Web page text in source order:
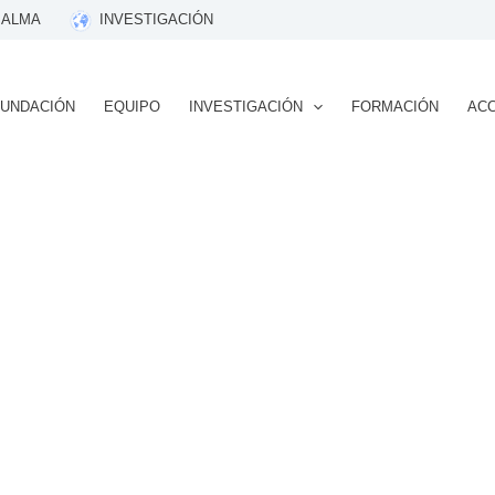
INVESTIGACIÓN
EQUIPO INVESTIGACIÓN FORMACIÓN